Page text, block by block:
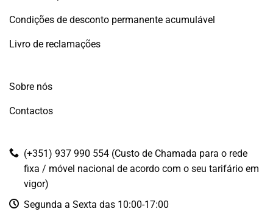
Condições de desconto permanente acumulável
Livro de reclamações
Sobre nós
Contactos
(+351) 937 990 554 (Custo de Chamada para o rede
fixa / móvel nacional de acordo com o seu tarifário em
vigor)
Segunda a Sexta das 10:00-17:00